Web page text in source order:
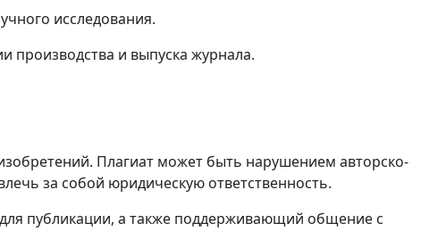
исследования.
и выпуска журнала.
Плагиат может быть нарушением авторско-
за собой юридическую ответственность.
публикации, а также поддерживающий общение с